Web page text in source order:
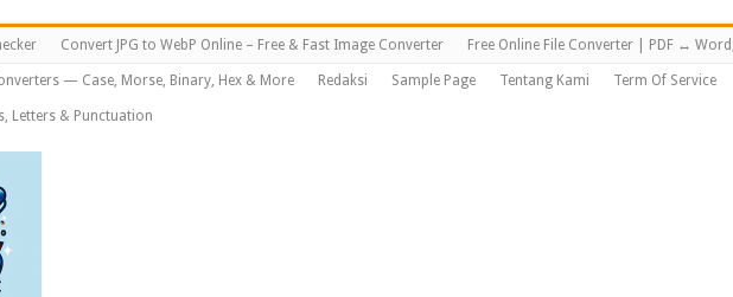
Convert JPG to WebP Online – Free & Fast Image Converter Free Online File Converter | PDF ↔
— Case, Morse, Binary, Hex & More Redaksi Sample Page Tentang Kami Term Of Service
Letters & Punctuation